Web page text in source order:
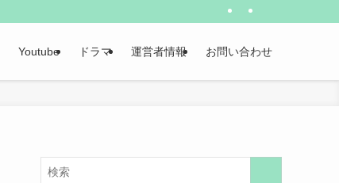
Youtube ドラマ 運営者情報 お問い合わせ